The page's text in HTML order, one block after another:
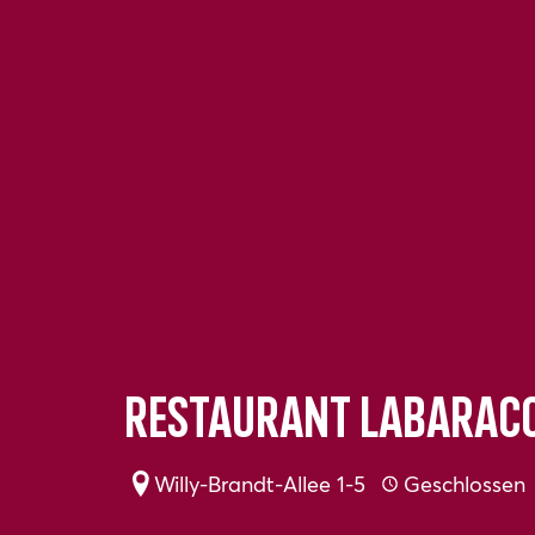
Restaurant
Willy-Brandt-Allee 1-5 Geschlossen